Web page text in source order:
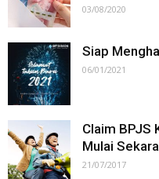
03/08/2020
Siap
06/01/2021
Claim BPJS
Mulai
21/07/2017